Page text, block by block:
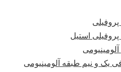
پروفیلی
پروفیلی استیل
آلومینیومی
یک و نیم طبقه آلومینیومی